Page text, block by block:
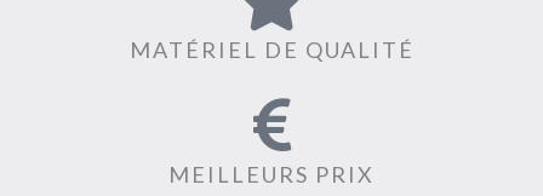
MATÉRIEL DE QUALITÉ
MEILLEURS PRIX